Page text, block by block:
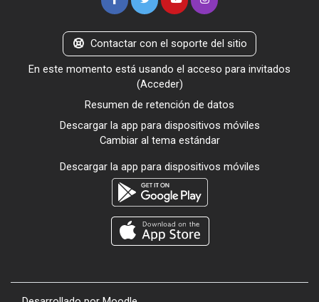
Contactar con el soporte del sitio
En este momento está usando el acceso para invitados
(Acceder)
Resumen de retención de datos
Descargar la app para dispositivos móviles
Cambiar al tema estándar
Descargar la app para dispositivos móviles